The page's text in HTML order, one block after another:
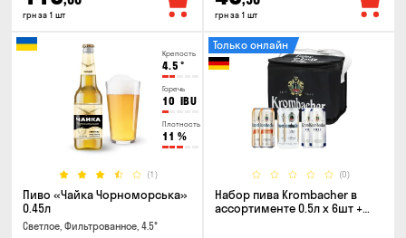
грн за 1 шт грн за 1 шт
Крепость
4.5 °
Горечь
10 IBU
Плотность
11 %
(1)
Пиво «Чайка Чорноморська»
0.45л
Светлое, Фильтрованное, 4.5°
(0)
Только онлайн
Набор пива Krombacher в
ассортименте 0.5л х 6шт +